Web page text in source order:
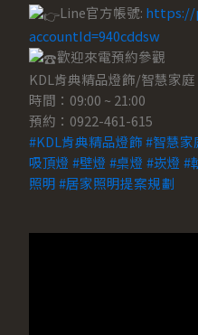
Line官方帳號: https://
accountId=940cddsw
歡迎來電預約參觀
KDL肯典精品燈飾/智慧家庭
時間：09:00 ~ 21:00
預約：0922-461-615
#KDL肯典精品燈飾 #智慧家
吸頂燈 #壁燈 #桌燈 #崁燈 #
照明 #居家照明提案規劃